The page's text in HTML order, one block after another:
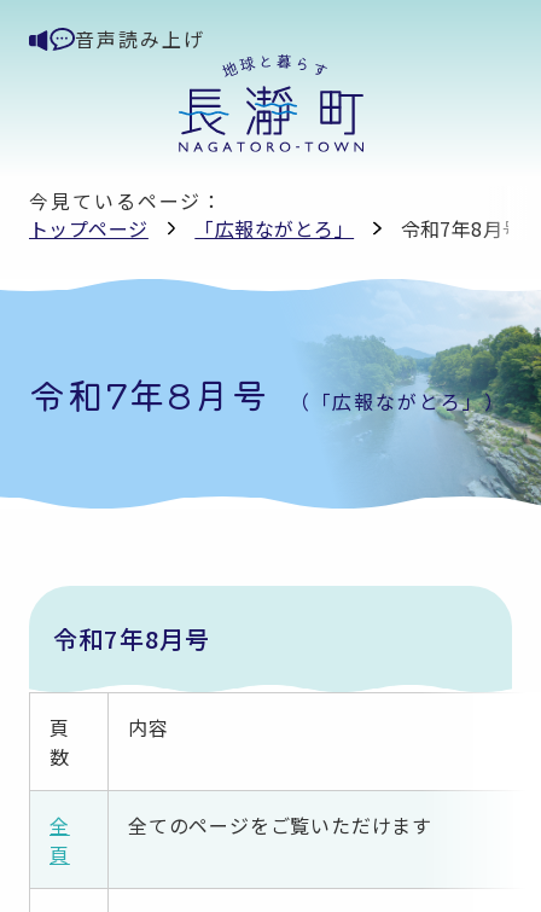
音声読み上げ
今見ているページ：
トップページ
「広報ながとろ」 令和7年8月号
令和7年8月号 （「広報ながとろ」）
令和7年8月号
頁
数
内容
全
頁
全てのページをご覧いただけます